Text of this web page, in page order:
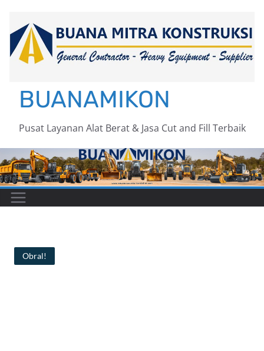
BUANAMIKON
Pusat Layanan Alat Berat & Jasa Cut and Fill Terbaik
Obral!